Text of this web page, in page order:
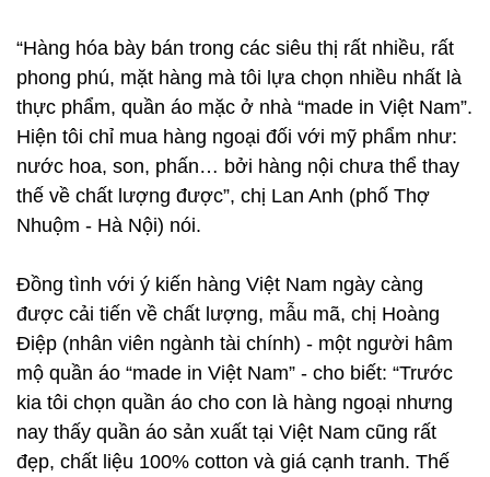
“Hàng hóa bày bán trong các siêu thị rất nhiều, rất
phong phú, mặt hàng mà tôi lựa chọn nhiều nhất là
thực phẩm, quần áo mặc ở nhà “made in Việt Nam”.
Hiện tôi chỉ mua hàng ngoại đối với mỹ phẩm như:
nước hoa, son, phấn… bởi hàng nội chưa thể thay
thế về chất lượng được”, chị Lan Anh (phố Thợ
Nhuộm - Hà Nội) nói.
Đồng tình với ý kiến hàng Việt Nam ngày càng
được cải tiến về chất lượng, mẫu mã, chị Hoàng
Điệp (nhân viên ngành tài chính) - một người hâm
mộ quần áo “made in Việt Nam” - cho biết: “Trước
kia tôi chọn quần áo cho con là hàng ngoại nhưng
nay thấy quần áo sản xuất tại Việt Nam cũng rất
đẹp, chất liệu 100% cotton và giá cạnh tranh. Thế